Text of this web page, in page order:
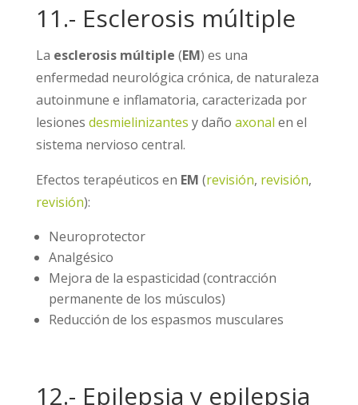
11.- Esclerosis múltiple
La esclerosis múltiple (EM) es una
enfermedad neurológica crónica, de naturaleza
autoinmune e inflamatoria, caracterizada por
lesiones desmielinizantes y daño axonal en el
sistema nervioso central.
Efectos terapéuticos en EM (revisión, revisión,
revisión):
Neuroprotector
Analgésico
Mejora de la espasticidad (contracción
permanente de los músculos)
Reducción de los espasmos musculares
12.- Epilepsia y epilepsia